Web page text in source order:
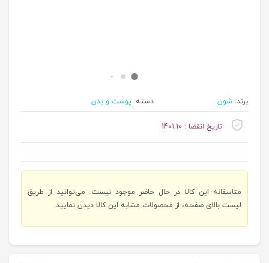
برند: شون دسته: پوست و بدن
تاریخ انقضا : 1401.10
متاسفانه این کالا در حال حاضر موجود نیست. می‌توانید از طریق
لیست بالای صفحه، از محصولات مشابه این کالا دیدن نمایید.